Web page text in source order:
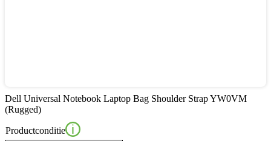
Dell Universal Notebook Laptop Bag Shoulder Strap YW0VM
(Rugged)
Productconditie